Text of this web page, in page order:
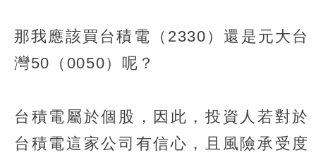
那我應該買台積電（2330）還是元大台
灣50（0050）呢？
台積電屬於個股，因此，投資人若對於
台積電這家公司有信心，且風險承受度